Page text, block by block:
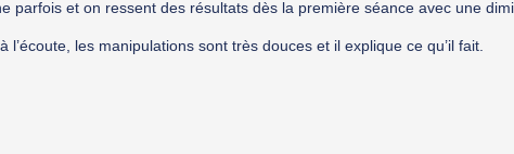
parfois et on ressent des résultats dès la première séance avec une
les manipulations sont très douces et il explique ce qu’il fait.